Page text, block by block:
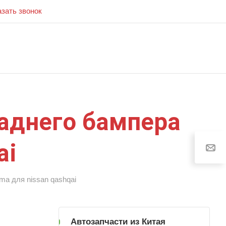
звонок
бампера
для nissan qashqai
Автозапчасти из Китая